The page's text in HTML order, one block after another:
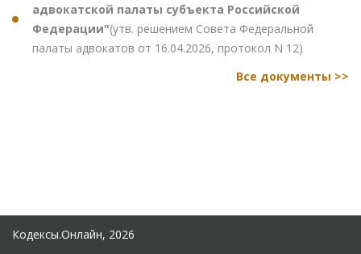
адвокатской палаты субъекта Российской
Федерации"(утв. решением Совета Федеральной
палаты адвокатов от 16.04.2026, протокол N 12)
Все документы >>
Кодексы.Онлайн, 2026